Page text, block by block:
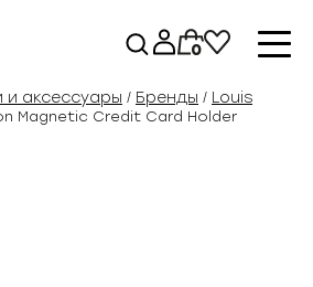
0
и аксессуары / Бренды / Louis
Magnetic Credit Card Holder